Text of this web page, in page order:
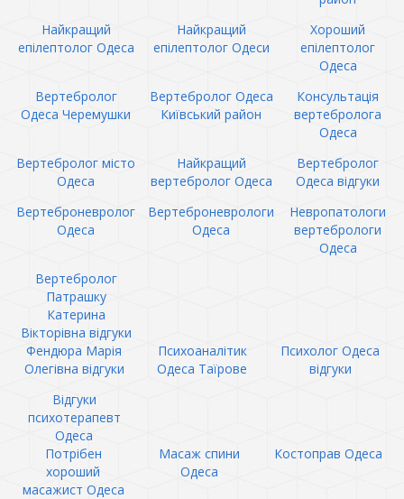
Найкращий
епілептолог Одеса
Найкращий
епілептолог Одеси
Хороший
епілептолог
Одеса
Вертебролог
Одеса Черемушки
Вертебролог Одеса
Київський район
Консультація
вертебролога
Одеса
Вертебролог місто
Одеса
Найкращий
вертебролог Одеса
Вертебролог
Одеса відгуки
Вертеброневролог
Одеса
Вертеброневрологи
Одеса
Невропатологи
вертебрологи
Одеса
Вертебролог
Патрашку
Катерина
Вікторівна відгуки
Фендюра Марія
Олегівна відгуки
Психоаналітик
Одеса Таїрове
Психолог Одеса
відгуки
Відгуки
психотерапевт
Одеса
Потрібен
хороший
масажист Одеса
Масаж спини
Одеса
Костоправ Одеса